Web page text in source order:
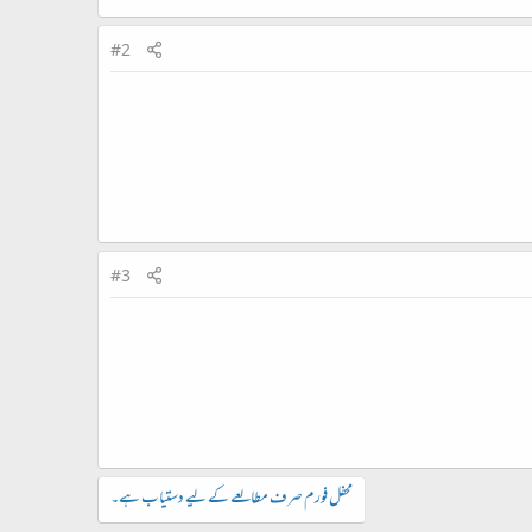
#2
#3
محفل فورم صرف مطالعے کے لیے دستیاب ہے۔